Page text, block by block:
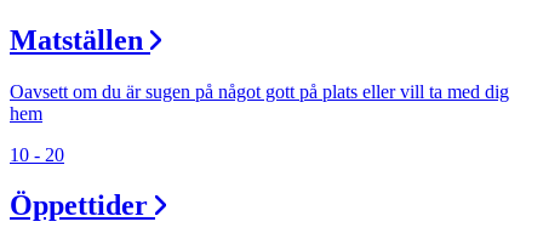
Matställen
Oavsett om du är sugen på något gott på plats eller vill ta med dig
hem
10 - 20
Öppettider